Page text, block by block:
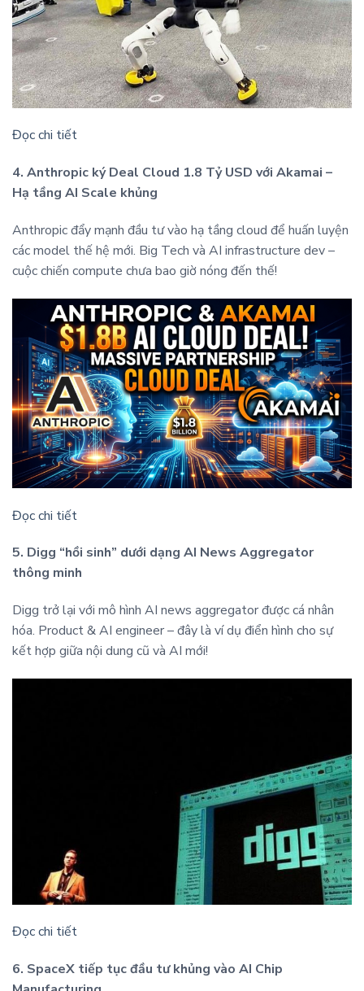
Đọc chi tiết
4. Anthropic ký Deal Cloud 1.8 Tỷ USD với Akamai –
Hạ tầng AI Scale khủng
Anthropic đẩy mạnh đầu tư vào hạ tầng cloud để huấn luyện
các model thế hệ mới. Big Tech và AI infrastructure dev –
cuộc chiến compute chưa bao giờ nóng đến thế!
Đọc chi tiết
5. Digg “hồi sinh” dưới dạng AI News Aggregator
thông minh
Digg trở lại với mô hình AI news aggregator được cá nhân
hóa. Product & AI engineer – đây là ví dụ điển hình cho sự
kết hợp giữa nội dung cũ và AI mới!
Đọc chi tiết
6. SpaceX tiếp tục đầu tư khủng vào AI Chip